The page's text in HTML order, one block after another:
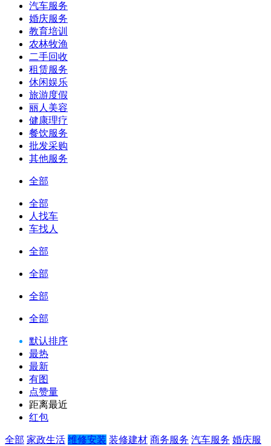
汽车服务
婚庆服务
教育培训
农林牧渔
二手回收
租赁服务
休闲娱乐
旅游度假
丽人美容
健康理疗
餐饮服务
批发采购
其他服务
全部
全部
人找车
车找人
全部
全部
全部
全部
默认排序
最热
最新
有图
点赞量
距离最近
红包
全部 家政生活 维修安装 装修建材 商务服务 汽车服务 婚庆服